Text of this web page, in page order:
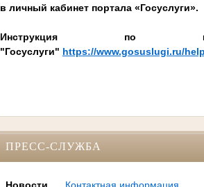
в личный кабинет портала «Госуслуги».
Инструкция по
"Госуслуги" https://www.gosuslugi.ru/
ПРЕСС-СЛУЖБА
Новости Контактная информация